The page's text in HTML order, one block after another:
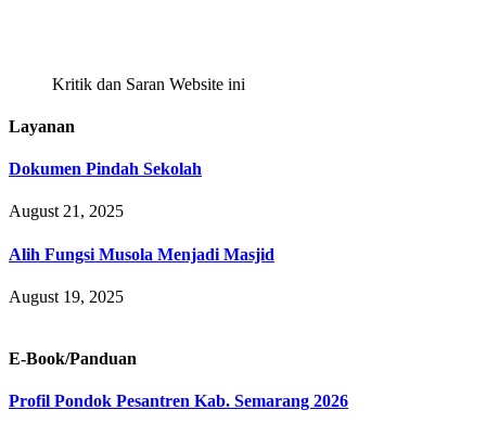
Kritik dan Saran Website ini
Layanan
Dokumen Pindah Sekolah
August 21, 2025
Alih Fungsi Musola Menjadi Masjid
August 19, 2025
E-Book/Panduan
Profil Pondok Pesantren Kab. Semarang 2026